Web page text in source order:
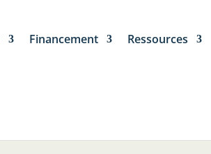
Financement Ressources